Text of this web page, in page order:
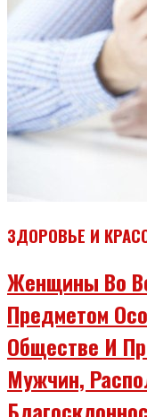
ЗДОРОВЬЕ И
Женщины Во
Предметом
Обществе И
Мужчин,